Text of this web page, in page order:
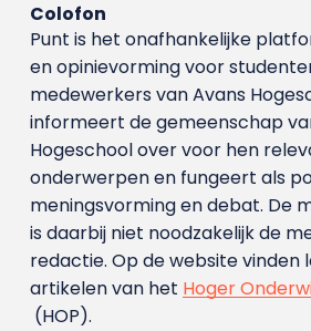
Colofon
Punt is het onafhankelijke
en opinievorming voor
medewerkers van Avans
informeert de gemeenschap
Hogeschool over voor hen
onderwerpen en fungeert als
meningsvorming en debat. De
is daarbij niet noodzakelijk de
redactie. Op de website vinden
artikelen van het Hoger
(HOP).